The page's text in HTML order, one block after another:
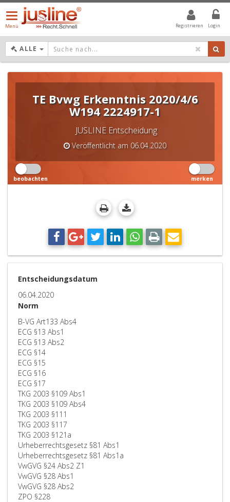
Registrieren Login
Menü
öffnen/schließen
Menü
ALLE DROPDOWN: GEWÄHLTER WERT IST ALLE
TE Bvwg Erkenntnis 2020/4/6
W194 2224917-1
JUSLINE Entscheidung
Veröffentlicht am 06.04.2020
beobachten merken
Entscheidungsdatum
06.04.2020
Norm
B-VG Art133 Abs4
ECG §13 Abs1
ECG §13 Abs2
ECG §14
ECG §15
ECG §16
ECG §17
TKG 2003 §109 Abs1
TKG 2003 §109 Abs4
TKG 2003 §111
TKG 2003 §117
TKG 2003 §121a
Urheberrechtsgesetz §81 Abs1
Urheberrechtsgesetz §81 Abs1a
VwGVG §24 Abs2 Z1
VwGVG §28 Abs1
VwGVG §28 Abs2
ZPO §228